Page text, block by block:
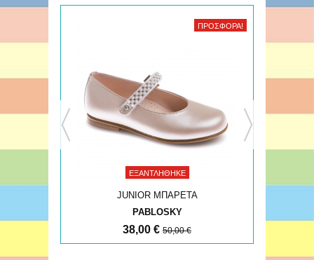
ΠΡΟΣΦΟΡΆ!
ΕΞΑΝΤΛΉΘΗΚΕ
JUNIOR ΜΠΑΡΕΤΑ
PABLOSKY
38,00 € 50,00 €